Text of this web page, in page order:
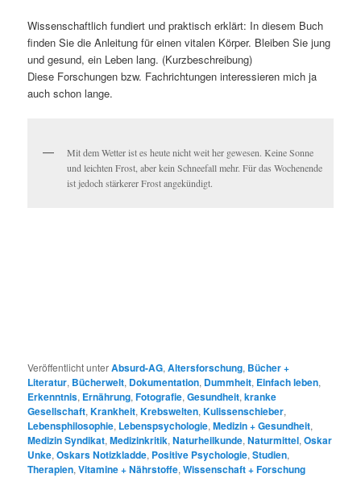
Wissenschaftlich fundiert und praktisch erklärt: In diesem Buch
finden Sie die Anleitung für einen vitalen Körper. Bleiben Sie jung
und gesund, ein Leben lang. (Kurzbeschreibung)
Diese Forschungen bzw. Fachrichtungen interessieren mich ja
auch schon lange.
Mit dem Wetter ist es heute nicht weit her gewesen. Keine Sonne
und leichten Frost, aber kein Schneefall mehr. Für das Wochenende
ist jedoch stärkerer Frost angekündigt.
Veröffentlicht unterAbsurd-AG,Altersforschung, Bücher +
Literatur, Bücherwelt, Dokumentation, Dummheit, Einfach leben,
Erkenntnis, Ernährung,Fotografie,Gesundheit,kranke
Gesellschaft,Krankheit,Krebswelten,Kulissenschieber,
Lebensphilosophie, Lebenspsychologie,Medizin + Gesundheit,
Medizin Syndikat,Medizinkritik,Naturheilkunde,Naturmittel,Oskar
Unke,Oskars Notizkladde, Positive Psychologie,Studien,
Therapien,Vitamine + Nährstoffe,Wissenschaft + Forschung